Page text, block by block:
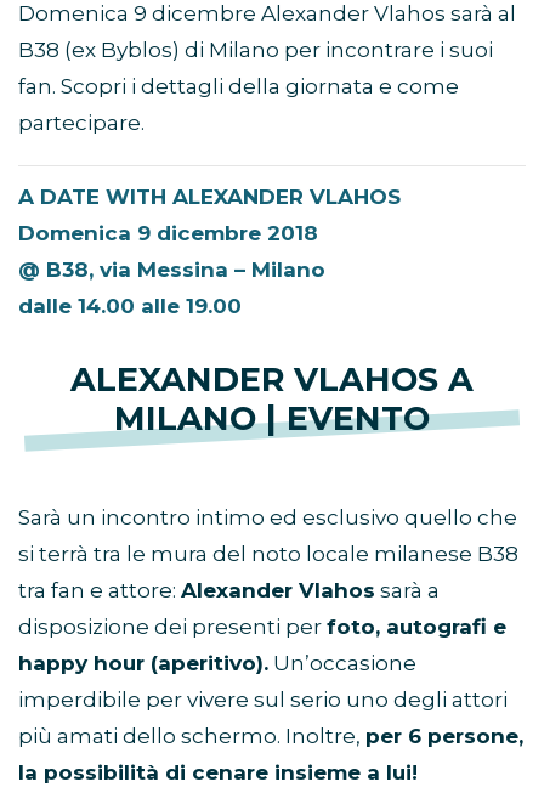
Domenica 9 dicembre Alexander Vlahos sarà al
B38 (ex Byblos) di Milano per incontrare i suoi
fan. Scopri i dettagli della giornata e come
partecipare.
A DATE WITH ALEXANDER VLAHOS
Domenica 9 dicembre 2018
@ B38, via Messina – Milano
dalle 14.00 alle 19.00
ALEXANDER VLAHOS A
MILANO | EVENTO
Sarà un incontro intimo ed esclusivo quello che
si terrà tra le mura del noto locale milanese B38
tra fan e attore: Alexander Vlahos sarà a
disposizione dei presenti per foto, autografi e
happy hour (aperitivo). Un’occasione
imperdibile per vivere sul serio uno degli attori
più amati dello schermo. Inoltre, per 6 persone,
la possibilità di cenare insieme a lui!